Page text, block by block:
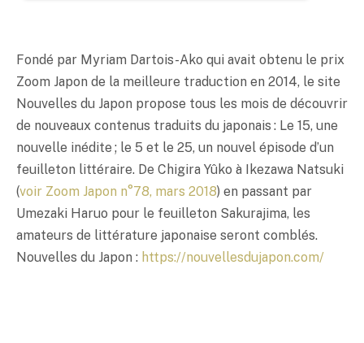
Fondé par Myriam Dartois-Ako qui avait obtenu le prix
Zoom Japon de la meilleure traduction en 2014, le site
Nouvelles du Japon propose tous les mois de découvrir
de nouveaux contenus traduits du japonais : Le 15, une
nouvelle inédite ; le 5 et le 25, un nouvel épisode d’un
feuilleton littéraire. De Chigira Yûko à Ikezawa Natsuki
(voir Zoom Japon n°78, mars 2018) en passant par
Umezaki Haruo pour le feuilleton Sakurajima, les
amateurs de littérature japonaise seront comblés.
Nouvelles du Japon : https://nouvellesdujapon.com/